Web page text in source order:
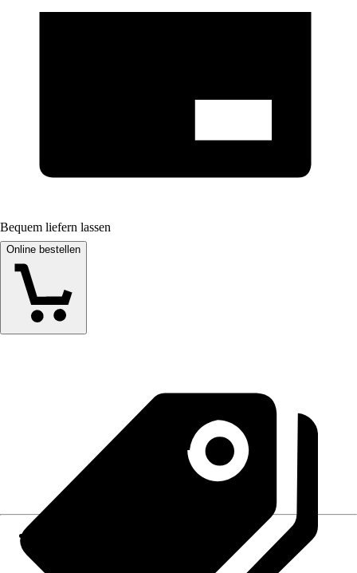
Bequem liefern lassen
Online bestellen